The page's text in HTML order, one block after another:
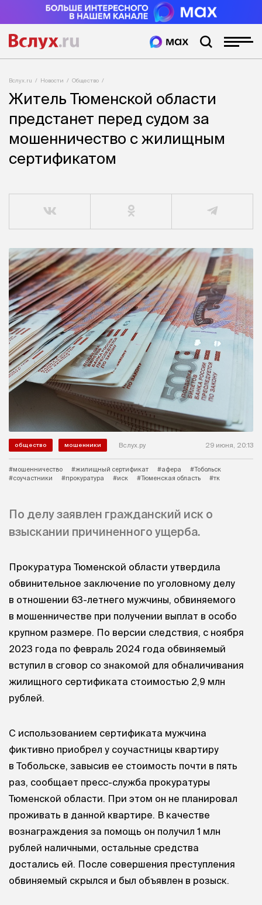
Вслух.ru Новости Общество
Житель Тюменской области
предстанет перед судом за
мошенничество с жилищным
сертификатом
общество мошенники Вслух.ру 29 июня, 20:13
#мошенничество #жилищный сертификат #афера
#Тобольск
#соучастники
#прокуратура #иск #Тюменская область #тк
По делу заявлен гражданский иск о
взыскании причиненного ущерба.
Прокуратура Тюменской области утвердила
обвинительное заключение по уголовному делу
в отношении 63-летнего мужчины, обвиняемого
в мошенничестве при получении выплат в особо
крупном размере. По версии следствия, с ноября
2023 года по февраль 2024 года обвиняемый
вступил в сговор со знакомой для обналичивания
жилищного сертификата стоимостью 2,9 млн
рублей.
С использованием сертификата мужчина
фиктивно приобрел у соучастницы квартиру
в Тобольске, завысив ее стоимость почти в пять
раз, сообщает пресс-служба прокуратуры
Тюменской области. При этом он не планировал
проживать в данной квартире. В качестве
вознаграждения за помощь он получил 1 млн
рублей наличными, остальные средства
достались ей. После совершения преступления
обвиняемый скрылся и был объявлен в розыск.